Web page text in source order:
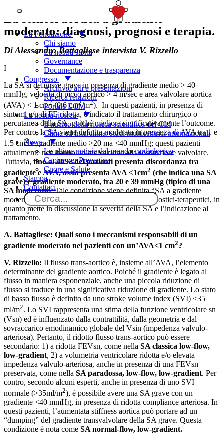
La Fondazione
Chi siamo
La nostra storia
Governance
Documentazione e trasparenza
Congresso
Archivio atti e presentazioni
Ricerca relazioni
Portale ECM
La nostra ricerca
Il nucleo della ricerca scientifica del CLI
Clima ed Interclima: studi multicentrici internazionali
News
Le ultime notizie dal mondo cardiologico
Capire per Prevenire
Cuore e Salute
Stampa
Contattaci
La stenosi aortica a gradiente
moderato: diagnosi, prognosi e terapia.
Di Alessandro Battagliese intervista V. Rizzello
I
La SA si definisce grave in presenza di gradiente medio > 40
mmHg, velocità di picco aortico > 4 m/sec e area valvolare aortica
(AVA) < 1 cm2(0,6 cm2/m2). In questi pazienti, in presenza di
sintomi e/o di FE ridotta, è indicato il trattamento chirurgico o
percutaneo della SA, poiché migliora significativamente l’outcome.
Per contro, la SA viene definita moderata in presenza di AVA tra 1 e
1.5 cm2e gradiente medio >20 ma <40 mmHg; questi pazienti
attualmente non hanno un’indicazione alla sostituzione valvolare.
Tuttavia, fino al 40% dei pazienti presenta discordanza tra
gradiente e AVA, ossia presenta AVA <1cm2 (che indica una SA
grave) e gradiente moderato, tra 20 e 39 mmHg (tipico di una
SA moderata).Tale condizione viene definita “SA a gradiente
moderato” e può creare importanti dilemmi diagnostici-terapeutici, in
quanto mette in discussione la severità della SA e l’indicazione al
trattamento.
A. Battagliese: Quali sono i meccanismi responsabili di un
gradiente moderato nei pazienti con un’AVA<1 cm2?
V. Rizzello: Il flusso trans-aortico è, insieme all’AVA, l’elemento
determinante del gradiente aortico. Poiché il gradiente è legato al
flusso in maniera esponenziale, anche una piccola riduzione di
flusso si traduce in una significativa riduzione di gradiente. Lo stato
di basso flusso è definito da uno stroke volume index (SVI) <35
ml/m2. Lo SVI rappresenta una stima della funzione ventricolare sn
(Vsn) ed è influenzato dalla contrattilità, dalla geometria e dal
sovraccarico emodinamico globale del Vsin (impedenza valvulo-
arteriosa). Pertanto, il ridotto flusso trans-aortico può essere
secondario: 1) a ridotta FEVsn, come nella SA classica low-flow,
low-gradient, 2) a volumetria ventricolare ridotta e/o elevata
impedenza valvulo-arteriosa, anche in presenza di una FEVsn
preservata, come nella SA paradossa, low-flow, low-gradient. Per
contro, secondo alcuni esperti, anche in presenza di uno SVI
normale (>35ml/m2), è possibile avere una SA grave con un
gradiente <40 mmHg, in presenza di ridotta compliance arteriosa. In
questi pazienti, l’aumentata stiffness aortica può portare ad un
“dumping” del gradiente transvalvolare della SA grave. Questa
condizione è nota come SA normal-flow, low-gradient.